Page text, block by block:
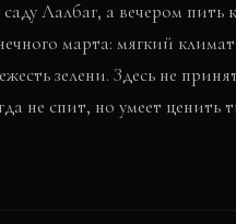
Лалбаг, а вечером
марта: мягкий
зелени. Здесь не
не спит, но умеет ценить